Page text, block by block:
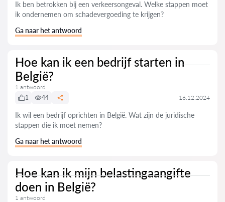
Ik ben betrokken bij een verkeersongeval. Welke stappen moet
ik ondernemen om schadevergoeding te krijgen?
Ga naar het antwoord
Hoe kan ik een bedrijf starten in
België?
1 antwoord
1
44 16.12.2024
Ik wil een bedrijf oprichten in België. Wat zijn de juridische
stappen die ik moet nemen?
Ga naar het antwoord
Hoe kan ik mijn belastingaangifte
doen in België?
1 antwoord